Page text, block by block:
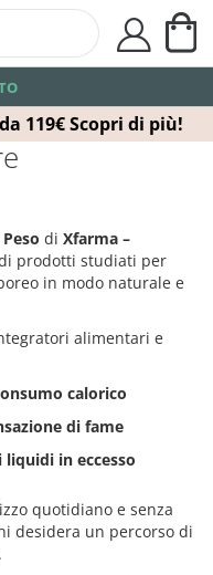
119€ Scopri di più!
user
di Xfarma –
prodotti studiati per
in modo naturale e
alimentari e
calorico
di fame
liquidi in eccesso
quotidiano e senza
desidera un percorso di